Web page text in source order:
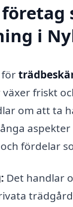
i
friskt
om att ta
fördelar
Det handlar